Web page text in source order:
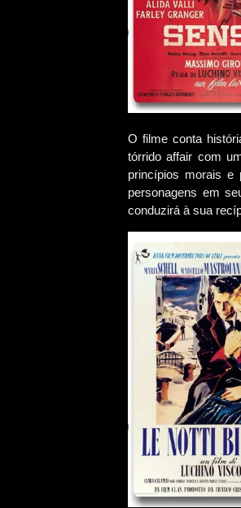
O filme conta
tórrido affair com
princípios morais e
personagens em
conduzirá à sua